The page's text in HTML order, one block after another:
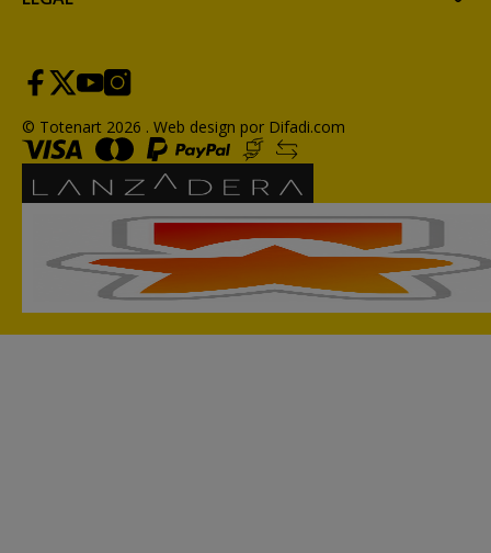
© Totenart 2026 . Web design por Difadi.com